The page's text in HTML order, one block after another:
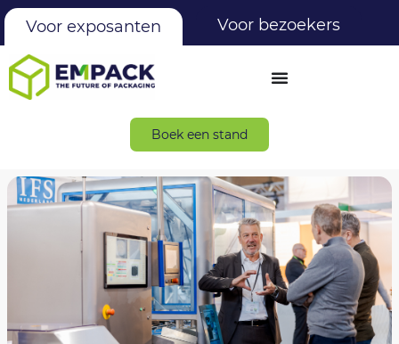
Voor exposanten Voor bezoekers
Boek een stand